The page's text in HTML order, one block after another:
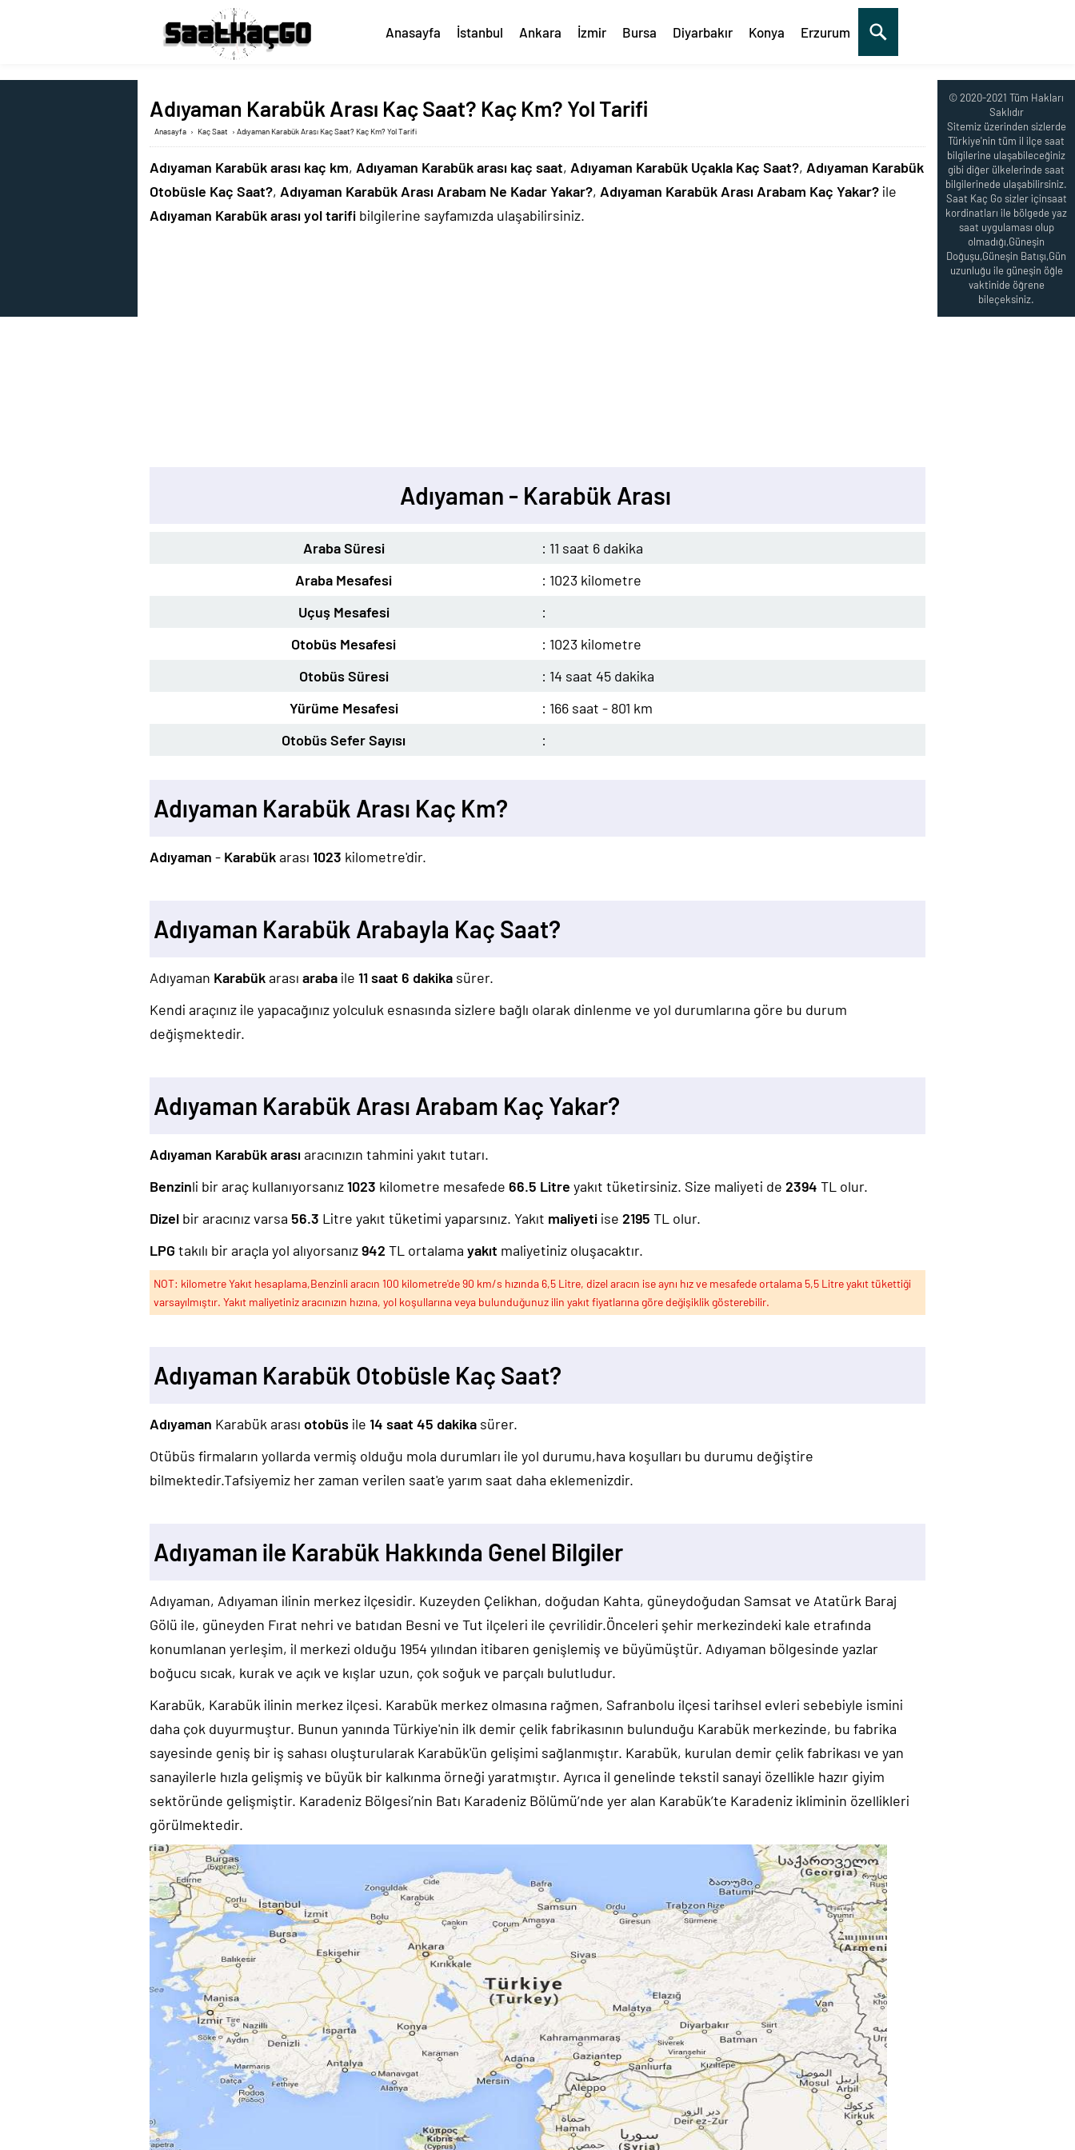
Anasayfa İstanbul Ankara İzmir Bursa Diyarbakır Konya Erzurum
Adıyaman Karabük Arası Kaç Saat? Kaç Km? Yol Tarifi
Anasayfa › Kaç Saat › Adıyaman Karabük Arası Kaç Saat? Kaç Km? Yol Tarifi
Adıyaman Karabük arası kaç km, Adıyaman Karabük arası kaç saat, Adıyaman Karabük Uçakla Kaç Saat?, Adıyaman Karabük
Otobüsle Kaç Saat?, Adıyaman Karabük Arası Arabam Ne Kadar Yakar?, Adıyaman Karabük Arası Arabam Kaç Yakar? ile
Adıyaman Karabük arası yol tarifi bilgilerine sayfamızda ulaşabilirsiniz.
Adıyaman - Karabük Arası
Araba Süresi
: 11 saat 6 dakika
Araba Mesafesi
: 1023 kilometre
Uçuş Mesafesi
:
Otobüs Mesafesi
: 1023 kilometre
Otobüs Süresi
: 14 saat 45 dakika
Yürüme Mesafesi
: 166 saat - 801 km
Otobüs Sefer Sayısı
:
Adıyaman Karabük Arası Kaç Km?
Adıyaman - Karabükarası 1023 kilometre'dir.
Adıyaman Karabük Arabayla Kaç Saat?
Adıyaman Karabükarası araba ile 11 saat 6 dakika sürer.
Kendi araçınız ile yapacağınız yolculuk esnasında sizlere bağlı olarak dinlenme ve yol durumlarına göre bu durum
değişmektedir.
Adıyaman Karabük Arası Arabam Kaç Yakar?
Adıyaman Karabük arasıaracınızın tahmini yakıt tutarı.
Benzinli bir araç kullanıyorsanız1023 kilometre mesafede 66.5 Litre yakıt tüketirsiniz. Size maliyeti de 2394 TL olur.
Dizel bir aracınız varsa 56.3 Litre yakıt tüketimi yaparsınız. Yakıt maliyeti ise 2195 TL olur.
LPG takılı bir araçla yol alıyorsanız942 TL ortalama yakıt maliyetiniz oluşacaktır.
NOT: kilometre Yakıt hesaplama,Benzinli aracın 100 kilometre'de 90 km/s hızında 6,5 Litre, dizel aracın ise aynı hız ve mesafede ortalama 5,5 Litre yakıt tükettiği
varsayılmıştır. Yakıt maliyetiniz aracınızın hızına, yol koşullarına veya bulunduğunuz ilin yakıt fiyatlarına göre değişiklik gösterebilir.
Adıyaman Karabük Otobüsle Kaç Saat?
Adıyaman Karabük arası otobüs ile 14 saat 45 dakika sürer.
Otübüs firmaların yollarda vermiş olduğu mola durumları ile yol durumu,hava koşulları bu durumu değiştire
bilmektedir.Tafsiyemiz her zaman verilen saat'e yarım saat daha eklemenizdir.
Adıyaman ile Karabük Hakkında Genel Bilgiler
Adıyaman, Adıyaman ilinin merkez ilçesidir. Kuzeyden Çelikhan, doğudan Kahta, güneydoğudan Samsat ve Atatürk Baraj
Gölü ile, güneyden Fırat nehri ve batıdan Besni ve Tut ilçeleri ile çevrilidir.Önceleri şehir merkezindeki kale etrafında
konumlanan yerleşim, il merkezi olduğu 1954 yılından itibaren genişlemiş ve büyümüştür. Adıyaman bölgesinde yazlar
boğucu sıcak, kurak ve açık ve kışlar uzun, çok soğuk ve parçalı bulutludur.
Karabük, Karabük ilinin merkez ilçesi. Karabük merkez olmasına rağmen, Safranbolu ilçesi tarihsel evleri sebebiyle ismini
daha çok duyurmuştur. Bunun yanında Türkiye'nin ilk demir çelik fabrikasının bulunduğu Karabük merkezinde, bu fabrika
sayesinde geniş bir iş sahası oluşturularak Karabük'ün gelişimi sağlanmıştır. Karabük, kurulan demir çelik fabrikası ve yan
sanayilerle hızla gelişmiş ve büyük bir kalkınma örneği yaratmıştır. Ayrıca il genelinde tekstil sanayi özellikle hazır giyim
sektöründe gelişmiştir. Karadeniz Bölgesi’nin Batı Karadeniz Bölümü’nde yer alan Karabük’te Karadeniz ikliminin özellikleri
görülmektedir.
© 2020-2021 Tüm Hakları
Saklıdır
Sitemiz üzerinden sizlerde
Türkiye'nin tüm il ilçe saat
bilgilerine ulaşabileceğiniz
gibi diğer ülkelerinde saat
bilgilerinede ulaşabilirsiniz.
Saat Kaç Go sizler içinsaat
kordinatları ile bölgede yaz
saat uygulaması olup
olmadığı,Güneşin
Doğuşu,Güneşin Batışı,Gün
uzunluğu ile güneşin öğle
vaktinide öğrene
bileçeksiniz.